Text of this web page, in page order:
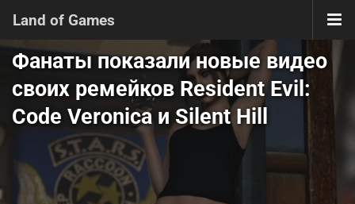
Land of Games
Фанаты показали новые видео
своих ремейков Resident Evil:
Code Veronica и Silent Hill